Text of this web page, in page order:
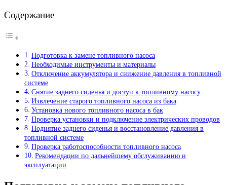
Содержание
Подготовка к замене топливного насоса
Необходимые инструменты и материалы
Отключение аккумулятора и снижение давления в топливной
системе
Снятие заднего сиденья и доступ к топливному насосу
Извлечение старого топливного насоса из бака
Установка нового топливного насоса в бак
Проверка установки и подключение электрических проводов
Поднятие заднего сиденья и восстановление давления в
топливной системе
Проверка работоспособности топливного насоса
Рекомендации по дальнейшему обслуживанию и
эксплуатации